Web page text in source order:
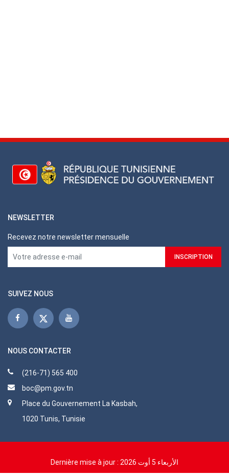
NEWSLETTER
Recevez notre newsletter mensuelle
SUIVEZ NOUS
NOUS CONTACTER
(216-71) 565 400
boc@pm.gov.tn
Place du Gouvernement La Kasbah,
1020 Tunis, Tunisie
Dernière mise à jour : الأربعاء 5 أوت 2026